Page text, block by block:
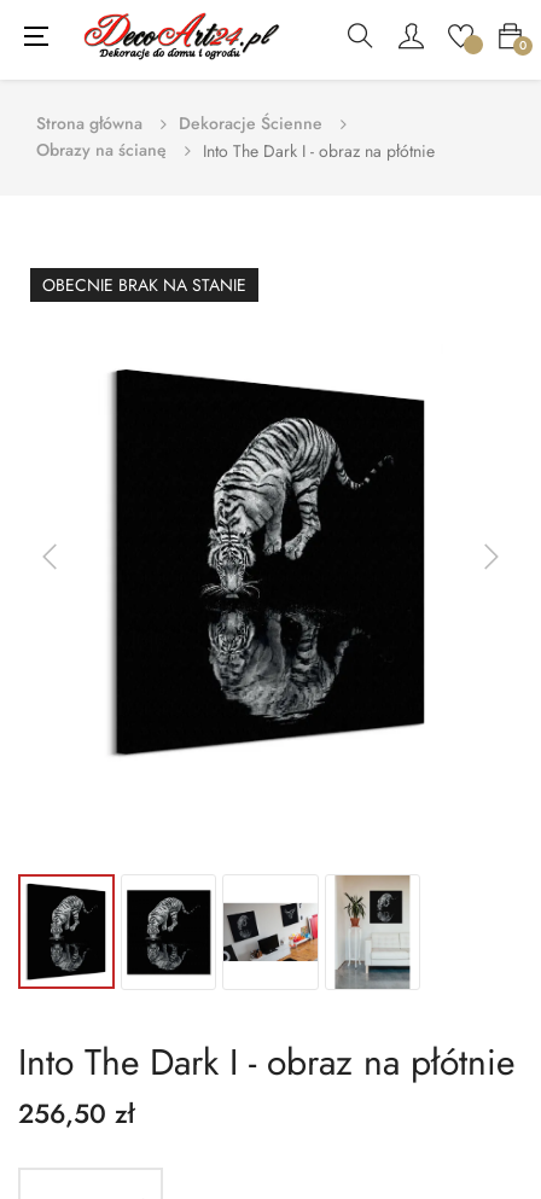
0
Toggle
navigation
☰
Strona główna
Dekoracje Ścienne
Obrazy na ścianę
Into The Dark I - obraz na płótnie
OBECNIE BRAK NA STANIE
Into The Dark I - obraz na płótnie
256,50 zł